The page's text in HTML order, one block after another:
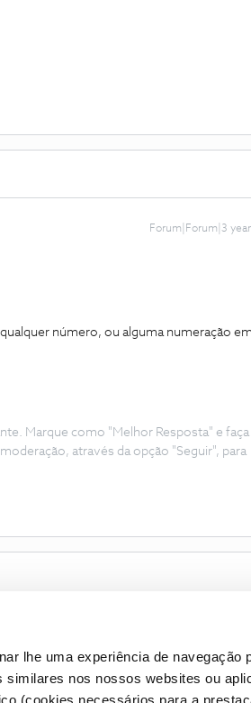
lhe uma experiência de navegação
nos nossos websites ou
Forum|Forum|3
número, ou alguma numeração em
Marque como "Melhor Resposta" e faça
através da opção "Seguir", para